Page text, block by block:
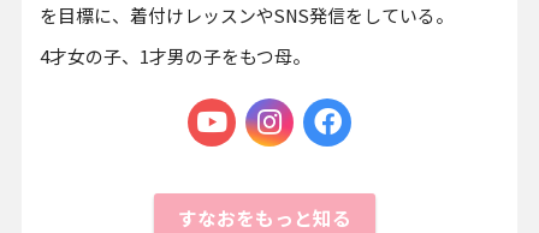
を目標に、着付けレッスンやSNS発信をしている。
4才女の子、1才男の子をもつ母。
すなおをもっと知る